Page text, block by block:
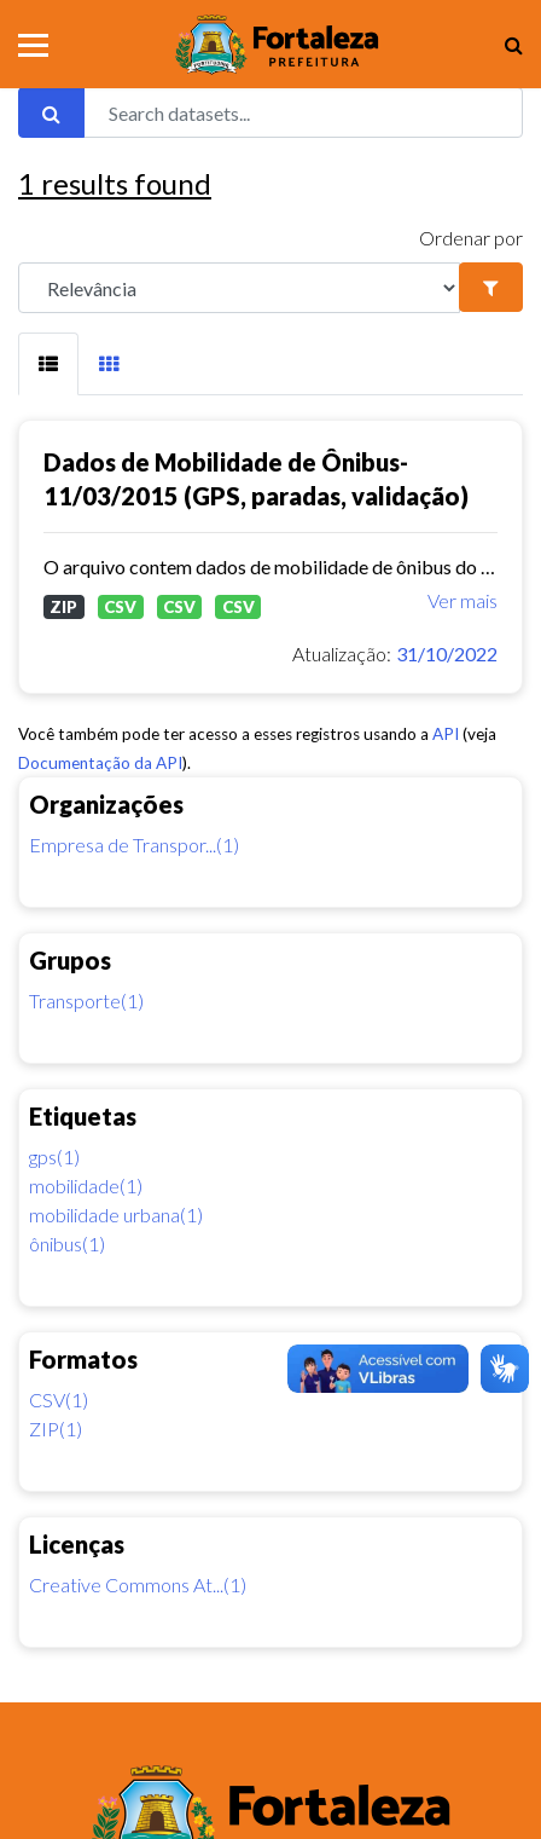
Organizações
Empresa de Transpor...(1)
Grupos
Transporte(1)
Etiquetas
gps(1)
mobilidade(1)
mobilidade urbana(1)
ônibus(1)
Formatos
CSV(1)
ZIP(1)
Licenças
Creative Commons At...(1)
1 results found
Ordenar por
Dados de Mobilidade de Ônibus-
11/03/2015 (GPS, paradas, validação)
Ver mais
ZIP CSV CSV CSV
Atualização: 31/10/2022
Você também pode ter acesso a esses registros usando a API (veja
Documentação da API).